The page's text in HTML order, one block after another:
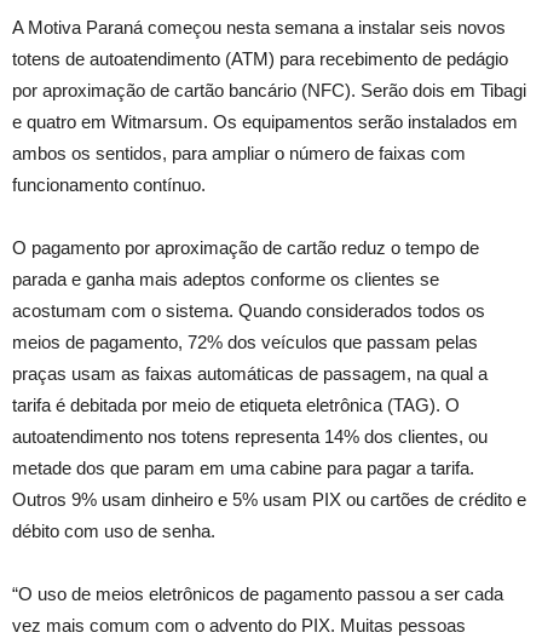
A Motiva Paraná começou nesta semana a instalar seis novos
totens de autoatendimento (ATM) para recebimento de pedágio
por aproximação de cartão bancário (NFC). Serão dois em Tibagi
e quatro em Witmarsum. Os equipamentos serão instalados em
ambos os sentidos, para ampliar o número de faixas com
funcionamento contínuo.
O pagamento por aproximação de cartão reduz o tempo de
parada e ganha mais adeptos conforme os clientes se
acostumam com o sistema. Quando considerados todos os
meios de pagamento, 72% dos veículos que passam pelas
praças usam as faixas automáticas de passagem, na qual a
tarifa é debitada por meio de etiqueta eletrônica (TAG). O
autoatendimento nos totens representa 14% dos clientes, ou
metade dos que param em uma cabine para pagar a tarifa.
Outros 9% usam dinheiro e 5% usam PIX ou cartões de crédito e
débito com uso de senha.
“O uso de meios eletrônicos de pagamento passou a ser cada
vez mais comum com o advento do PIX. Muitas pessoas